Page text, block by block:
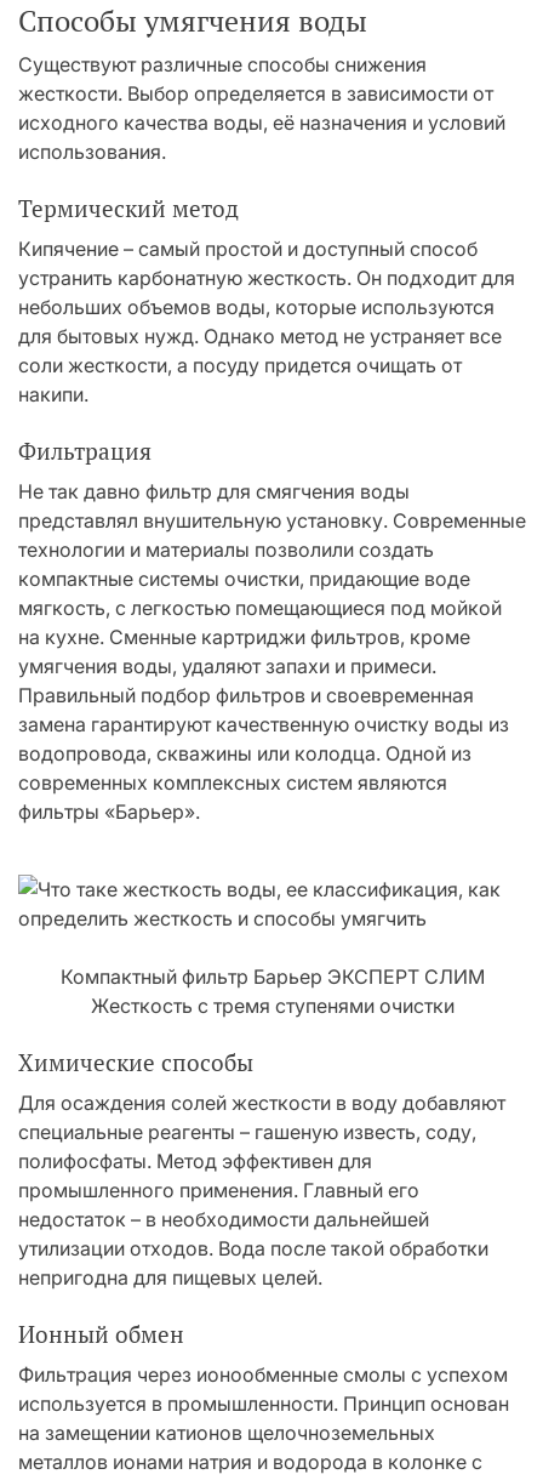
Способы умягчения воды
Существуют различные способы снижения
жесткости. Выбор определяется в зависимости от
исходного качества воды, её назначения и условий
использования.
Термический метод
Кипячение – самый простой и доступный способ
устранить карбонатную жесткость. Он подходит для
небольших объемов воды, которые используются
для бытовых нужд. Однако метод не устраняет все
соли жесткости, а посуду придется очищать от
накипи.
Фильтрация
Не так давно фильтр для смягчения воды
представлял внушительную установку. Современные
технологии и материалы позволили создать
компактные системы очистки, придающие воде
мягкость, с легкостью помещающиеся под мойкой
на кухне. Сменные картриджи фильтров, кроме
умягчения воды, удаляют запахи и примеси.
Правильный подбор фильтров и своевременная
замена гарантируют качественную очистку воды из
водопровода, скважины или колодца. Одной из
современных комплексных систем являются
фильтры «Барьер».
Компактный фильтр Барьер ЭКСПЕРТ СЛИМ
Жесткость с тремя ступенями очистки
Химические способы
Для осаждения солей жесткости в воду добавляют
специальные реагенты – гашеную известь, соду,
полифосфаты. Метод эффективен для
промышленного применения. Главный его
недостаток – в необходимости дальнейшей
утилизации отходов. Вода после такой обработки
непригодна для пищевых целей.
Ионный обмен
Фильтрация через ионообменные смолы с успехом
используется в промышленности. Принцип основан
на замещении катионов щелочноземельных
металлов ионами натрия и водорода в колонке с